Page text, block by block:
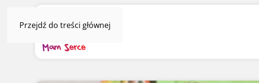
Przejdź do treści głównej